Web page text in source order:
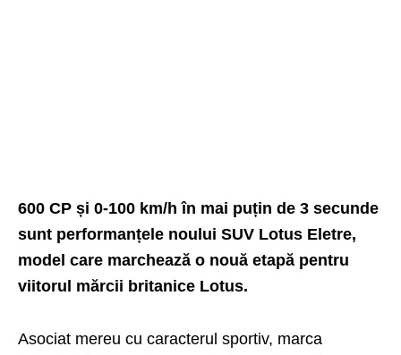
600 CP și 0-100 km/h în mai puțin de 3 secunde
sunt performanțele noului SUV Lotus Eletre,
model care marchează o nouă etapă pentru
viitorul mărcii britanice Lotus.
Asociat mereu cu caracterul sportiv, marca